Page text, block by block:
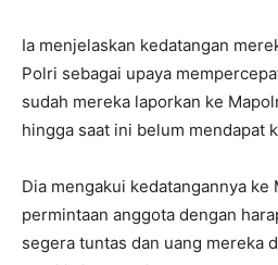
Ia menjelaskan kedatangan
Polri sebagai upaya
sudah mereka laporkan ke
hingga saat ini belum mendapat
Dia mengakui kedatangannya ke
permintaan anggota dengan
segera tuntas dan uang mereka